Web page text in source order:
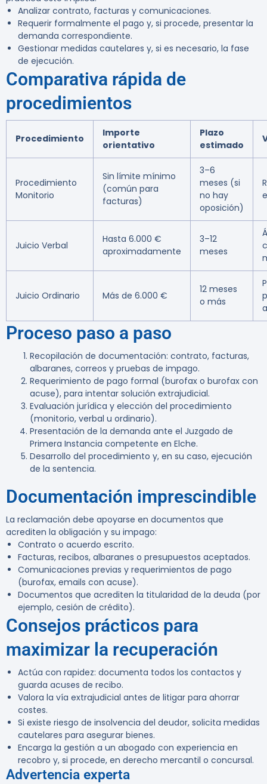
Analizar contrato, facturas y comunicaciones.
Requerir formalmente el pago y, si procede, presentar la
demanda correspondiente.
Gestionar medidas cautelares y, si es necesario, la fase
de ejecución.
Comparativa rápida de
procedimientos
Procedimiento
Importe
orientativo
Plazo
estimado
Procedimiento
Monitorio
Sin límite mínimo
(común para
facturas)
3–6
meses (si
no hay
oposición)
Juicio Verbal
Hasta 6.000 €
aproximadamente
3–12
meses
Juicio Ordinario Más de 6.000 €
12 meses
o más
Proceso paso a paso
Recopilación de documentación: contrato, facturas,
albaranes, correos y pruebas de impago.
Requerimiento de pago formal (burofax o burofax con
acuse), para intentar solución extrajudicial.
Evaluación jurídica y elección del procedimiento
(monitorio, verbal u ordinario).
Presentación de la demanda ante el Juzgado de
Primera Instancia competente en Elche.
Desarrollo del procedimiento y, en su caso, ejecución
de la sentencia.
Documentación imprescindible
La reclamación debe apoyarse en documentos que
acrediten la obligación y su impago:
Contrato o acuerdo escrito.
Facturas, recibos, albaranes o presupuestos aceptados.
Comunicaciones previas y requerimientos de pago
(burofax, emails con acuse).
Documentos que acrediten la titularidad de la deuda (por
ejemplo, cesión de crédito).
Consejos prácticos para
maximizar la recuperación
Actúa con rapidez: documenta todos los contactos y
guarda acuses de recibo.
Valora la vía extrajudicial antes de litigar para ahorrar
costes.
Si existe riesgo de insolvencia del deudor, solicita medidas
cautelares para asegurar bienes.
Encarga la gestión a un abogado con experiencia en
recobro y, si procede, en derecho mercantil o concursal.
Advertencia experta